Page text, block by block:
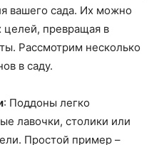
вашего сада. Их можно
целей, превращая в
Рассмотрим несколько
в саду.
: Поддоны легко
лавочки, столики или
Простой пример –